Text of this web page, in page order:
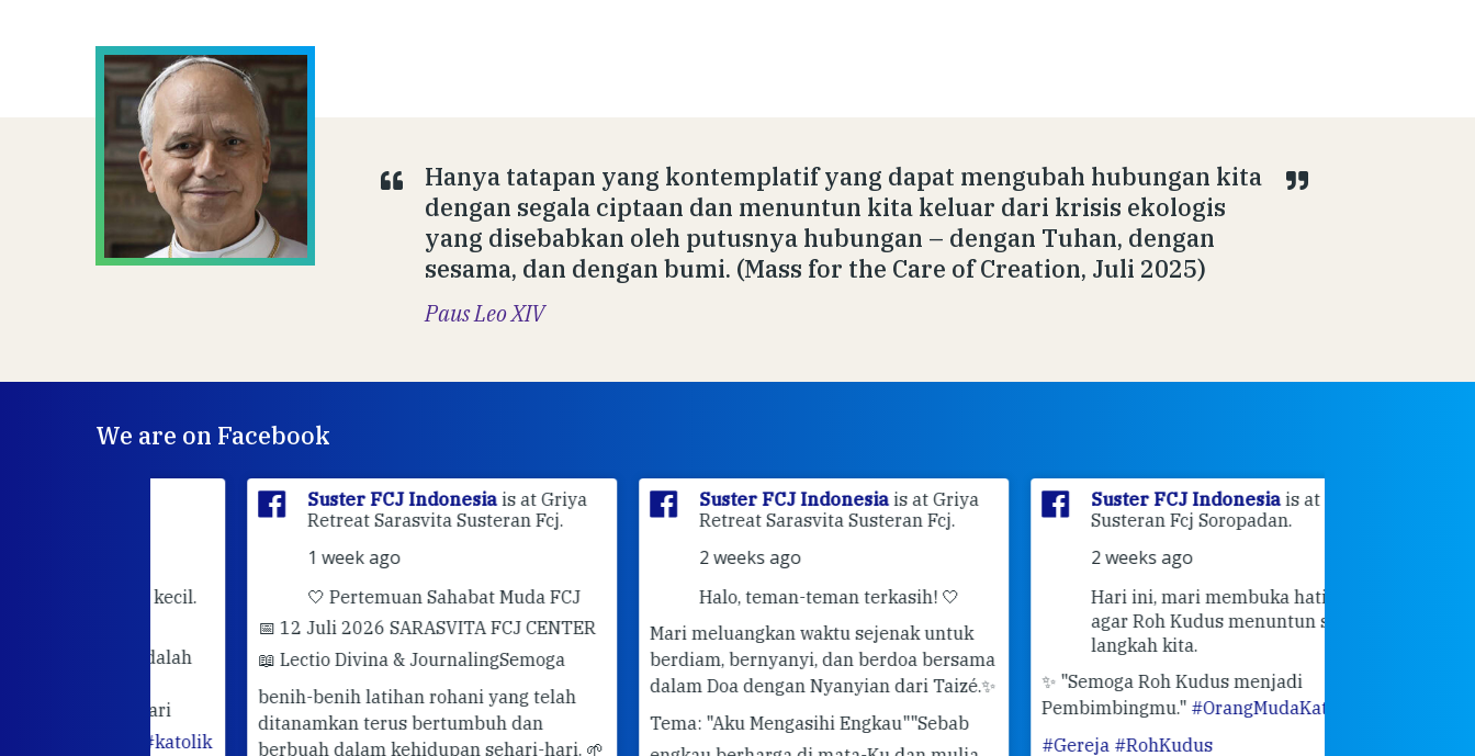
Hanya tatapan yang kontemplatif yang dapat mengubah hubungan kita
dengan segala ciptaan dan menuntun kita keluar dari krisis ekologis
yang disebabkan oleh putusnya hubungan – dengan Tuhan, dengan
sesama, dan dengan bumi. (Mass for the Care of Creation, Juli 2025)
Paus Leo XIV
We are on Facebook
Suster FCJ Indonesiais at Griya
Retreat Sarasvita Susteran Fcj.
1 week ago
🤍 Pertemuan Sahabat Muda FCJ
📅 12 Juli 2026 SARASVITA FCJ CENTER
📖 Lectio Divina & JournalingSemoga
benih-benih latihan rohani yang telah
ditanamkan terus bertumbuh dan
berbuah dalam kehidupan sehari-hari. 🌱
Suster FCJ Indonesiais at Griya
Retreat Sarasvita Susteran Fcj.
2 weeks ago
Halo, teman-teman terkasih! 🤍
Mari meluangkan waktu sejenak untuk
berdiam, bernyanyi, dan berdoa bersama
dalam Doa dengan Nyanyian dari Taizé.✨
Tema: "Aku Mengasihi Engkau""Sebab
Suster FCJ Indonesiais at
Susteran Fcj Soropadan.
2 weeks ago
Hari ini, mari membuka hati 💙
agar Roh Kudus menuntun setiap
langkah kita.
✨ "Semoga Roh Kudus menjadi
Pembimbingmu."#OrangMudaKatolik
#Gereja
#RohKudus